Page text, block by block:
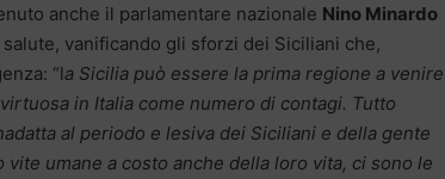
anche il parlamentare nazionale Nino Minardo
vanificando gli sforzi dei Siciliani che,
“la Sicilia può essere la prima regione a venire
in Italia come numero di contagi. Tutto
al periodo e lesiva dei Siciliani e della gente
umane a costo anche della loro vita, ci sono le